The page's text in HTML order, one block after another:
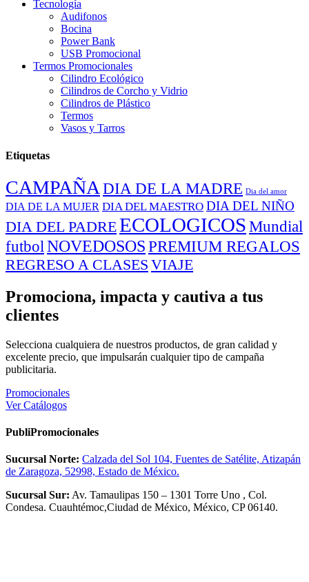
Tecnología
Audifonos
Bocina
Power Bank
USB Promocional
Termos Promocionales
Cilindro Ecológico
Cilindros de Corcho y Vidrio
Cilindros de Plástico
Termos
Vasos y Tarros
Etiquetas
CAMPAÑA DIA DE LA MADRE Dia del amor
DIA DE LA MUJER DIA DEL MAESTRO DIA DEL NIÑO
DIA DEL PADREECOLOGICOS Mundial
futbol NOVEDOSOSPREMIUM REGALOS
REGRESO A CLASES VIAJE
Promociona, impacta y cautiva a tus
clientes
Selecciona cualquiera de nuestros productos, de gran calidad y
excelente precio, que impulsarán cualquier tipo de campaña
publicitaria.
Promocionales
Ver Catálogos
PubliPromocionales
Sucursal Norte: Calzada del Sol 104, Fuentes de Satélite, Atizapán
de Zaragoza, 52998, Estado de México.
Sucursal Sur: Av. Tamaulipas 150 – 1301 Torre Uno , Col.
Condesa. Cuauhtémoc,Ciudad de México, México, CP 06140.